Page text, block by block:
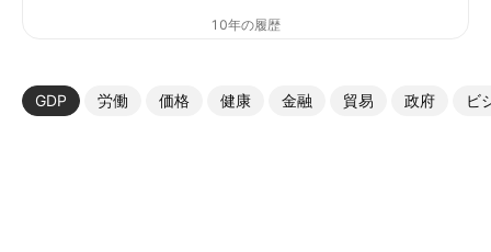
10年の履歴
GDP 労働 価格 健康 金融 貿易 政府 ビ
その他